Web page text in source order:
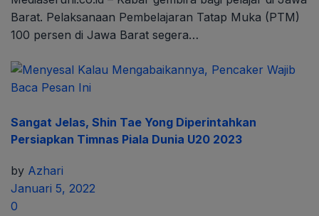
Barat. Pelaksanaan Pembelajaran Tatap Muka (PTM)
100 persen di Jawa Barat segera…
Sangat Jelas, Shin Tae Yong Diperintahkan
Persiapkan Timnas Piala Dunia U20 2023
by Azhari
Januari 5, 2022
0